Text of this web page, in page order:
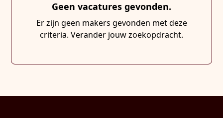
Geen vacatures gevonden.
Er zijn geen makers gevonden met deze
criteria. Verander jouw zoekopdracht.